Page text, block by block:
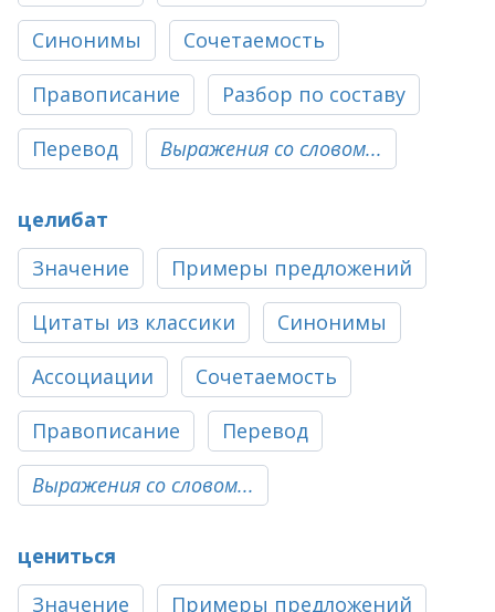
Синонимы Сочетаемость
Правописание Разбор по составу
Перевод Выражения со словом...
целибат
Значение
Примеры предложений
Цитаты из классики Синонимы
Ассоциации Сочетаемость
Правописание Перевод
Выражения со словом...
цениться
Значение
Примеры предложений